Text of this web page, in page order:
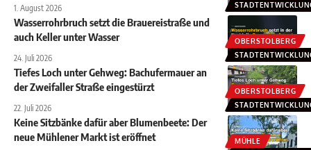
1. August 2026
OBERSTOLBERG
Wasserrohrbruch setzt die Brauereistraße und
auch Keller unter Wasser
24. Juli 2026
OBERSTOLBERG
Tiefes Loch unter Gehweg: Bachufermauer an
der Zweifaller Straße eingestürzt
22. Juli 2026
MÜHLE
Keine Sitzbänke dafür aber Blumenbeete: Der
neue Mühlener Markt ist eröffnet